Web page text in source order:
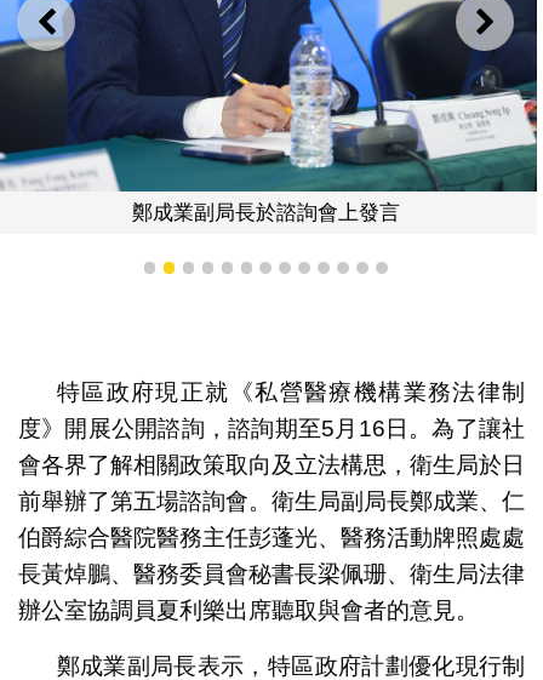
上一則 下一
鄭成業副局長於諮詢會上發言
1 2 3 4 5 6 7 8 9 10111213
特區政府現正就《私營醫療機構業務法律制
度》開展公開諮詢，諮詢期至5月16日。為了讓社
會各界了解相關政策取向及立法構思，衛生局於日
前舉辦了第五場諮詢會。衛生局副局長鄭成業、仁
伯爵綜合醫院醫務主任彭蓬光、醫務活動牌照處處
長黃焯鵬、醫務委員會秘書長梁佩珊、衛生局法律
辦公室協調員夏利樂出席聽取與會者的意見。
鄭成業副局長表示，特區政府計劃優化現行制